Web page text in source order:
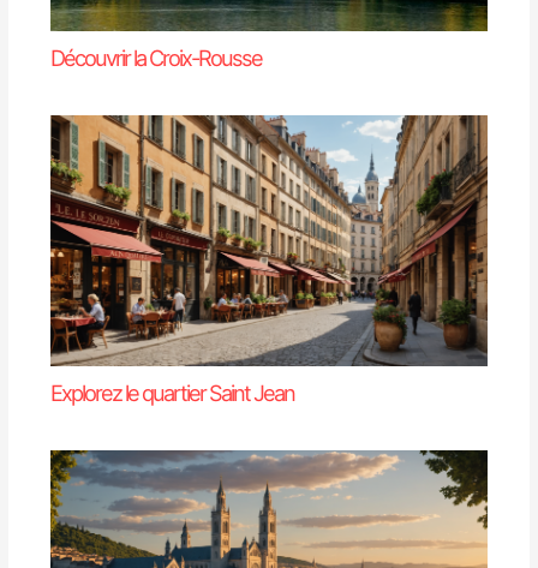
Découvrir la Croix-Rousse
Explorez le quartier Saint Jean